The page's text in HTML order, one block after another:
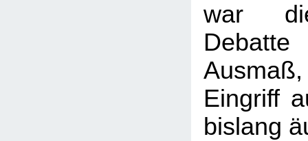
war
Eingriff
bislang